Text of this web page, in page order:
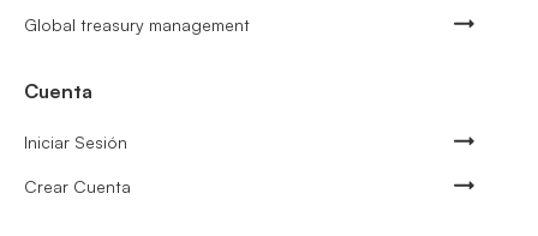
Global treasury management
Cuenta
Iniciar Sesión
Crear Cuenta